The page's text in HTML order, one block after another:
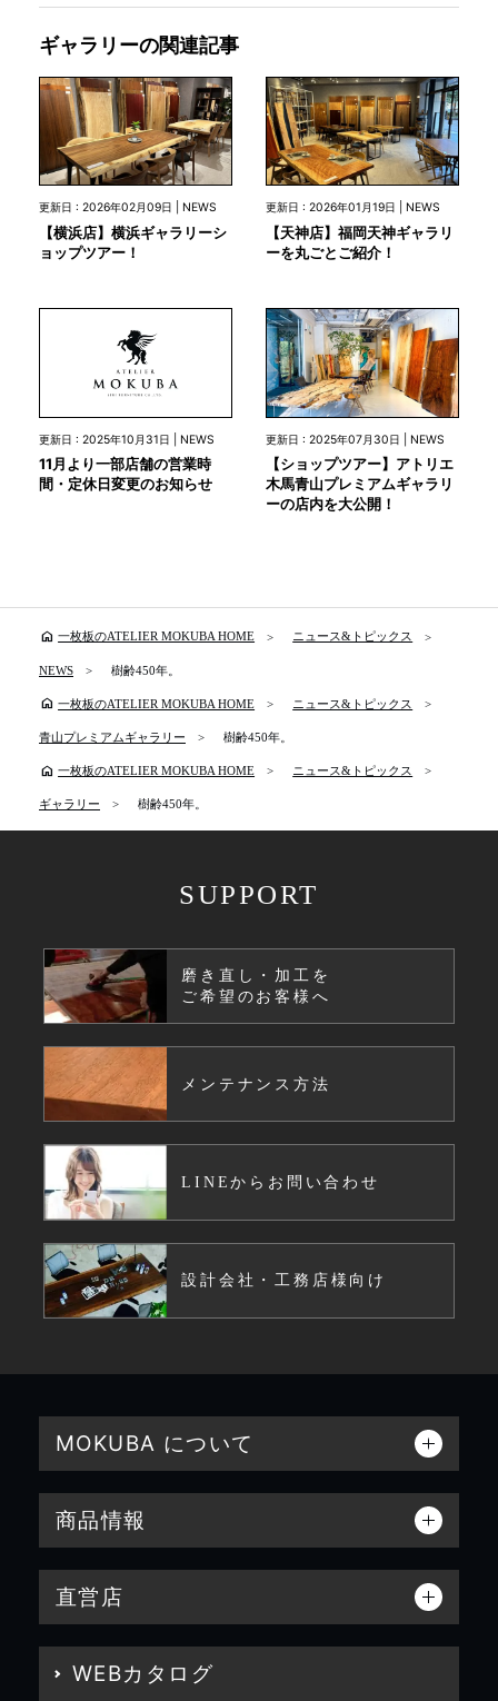
ギャラリーの関連記事
更新日 : 2026年02月09日 | NEWS
【横浜店】横浜ギャラリーシ
ョップツアー！
更新日 : 2026年01月19日 | NEWS
【天神店】福岡天神ギャラリ
ーを丸ごとご紹介！
更新日 : 2025年10月31日 | NEWS
11月より一部店舗の営業時
間・定休日変更のお知らせ
更新日 : 2025年07月30日 | NEWS
【ショップツアー】アトリエ
木馬青山プレミアムギャラリ
ーの店内を大公開！
home 一枚板のATELIER MOKUBA HOME ニュース&トピックス
NEWS 樹齢450年。
home 一枚板のATELIER MOKUBA HOME ニュース&トピックス
青山プレミアムギャラリー 樹齢450年。
home 一枚板のATELIER MOKUBA HOME ニュース&トピックス
ギャラリー 樹齢450年。
SUPPORT
磨き直し・加工を
ご希望のお客様へ
メンテナンス方法
LINEからお問い合わせ
設計会社・工務店様向け
MOKUBA について
商品情報
直営店
WEBカタログ